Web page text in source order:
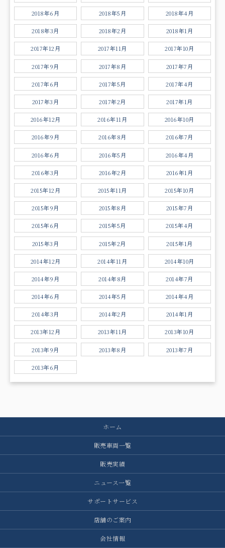
2018年6月 2018年5月 2018年4月
2018年3月 2018年2月 2018年1月
2017年12月 2017年11月 2017年10月
2017年9月 2017年8月 2017年7月
2017年6月 2017年5月 2017年4月
2017年3月 2017年2月 2017年1月
2016年12月 2016年11月 2016年10月
2016年9月 2016年8月 2016年7月
2016年6月 2016年5月 2016年4月
2016年3月 2016年2月 2016年1月
2015年12月 2015年11月 2015年10月
2015年9月 2015年8月 2015年7月
2015年6月 2015年5月 2015年4月
2015年3月 2015年2月 2015年1月
2014年12月 2014年11月 2014年10月
2014年9月 2014年8月 2014年7月
2014年6月 2014年5月 2014年4月
2014年3月 2014年2月 2014年1月
2013年12月 2013年11月 2013年10月
2013年9月 2013年8月 2013年7月
2013年6月
ホーム
販売車両一覧
販売実績
ニュース一覧
サポートサービス
店舗のご案内
会社情報